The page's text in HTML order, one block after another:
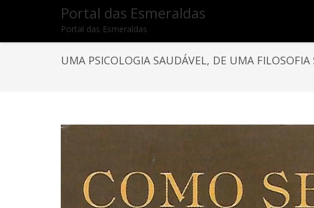
Portal das Esmeraldas
Portal das Esmeraldas
UMA PSICOLOGIA SAUDÁVEL, DE UMA